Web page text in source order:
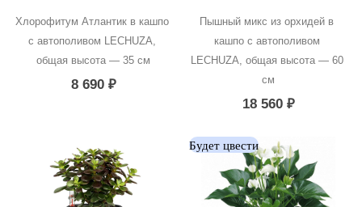
Хлорофитум Атлантик в кашпо
с автополивом LECHUZA,
общая высота — 35 см
8 690 ₽
Пышный микс из орхидей в
кашпо с автополивом
LECHUZA, общая высота — 60
см
18 560 ₽
Будет цвести